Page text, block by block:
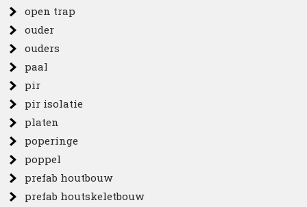
open trap
ouder
ouders
paal
pir
pir isolatie
platen
poperinge
poppel
prefab houtbouw
prefab houtskeletbouw